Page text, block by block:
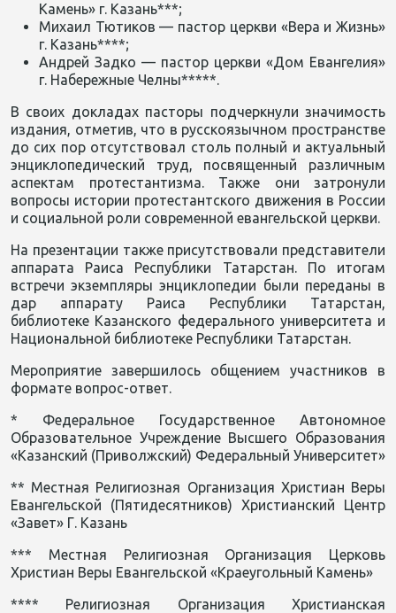
Камень» г. Казань***;
Михаил Тютиков — пастор церкви «Вера и Жизнь»
г. Казань****;
Андрей Задко — пастор церкви «Дом Евангелия»
г. Набережные Челны*****.
В своих докладах пасторы подчеркнули значимость
издания, отметив, что в русскоязычном пространстве
до сих пор отсутствовал столь полный и актуальный
энциклопедический труд, посвященный различным
аспектам протестантизма. Также они затронули
вопросы истории протестантского движения в России
и социальной роли современной евангельской церкви.
На презентации также присутствовали представители
аппарата Раиса Республики Татарстан. По итогам
встречи экземпляры энциклопедии были переданы в
дар аппарату Раиса Республики Татарстан,
библиотеке Казанского федерального университета и
Национальной библиотеке Республики Татарстан.
Мероприятие завершилось общением участников в
формате вопрос-ответ.
* Федеральное Государственное Автономное
Образовательное Учреждение Высшего Образования
«Казанский (Приволжский) Федеральный Университет»
** Местная Религиозная Организация Христиан Веры
Евангельской (Пятидесятников) Христианский Центр
«Завет» Г. Казань
*** Местная Религиозная Организация Церковь
Христиан Веры Евангельской «Краеугольный Камень»
**** Религиозная Организация Христианская